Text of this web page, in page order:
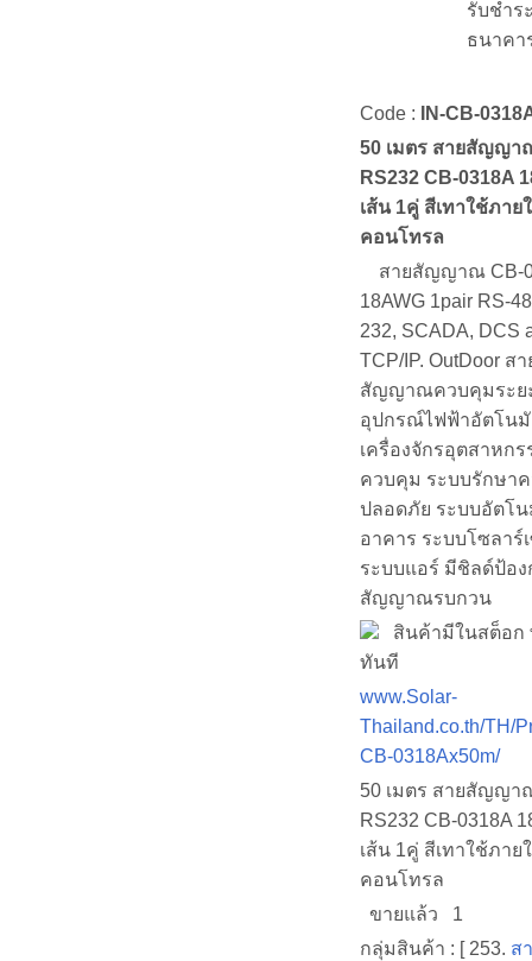
รับชำร
ธนาคา
Code :
IN-CB-
50 เมตร สายสัญญา
RS232 CB-0318A
เส้น 1คู่ สีเทาใช้ภาย
คอนโทรล
สายสัญญาณ CB-
18AWG 1pair RS-
232, SCADA, DCS
TCP/IP. OutDoor สา
สัญญาณควบคุมระย
อุปกรณ์ไฟฟ้าอัตโน
เครื่องจักรอุตสาหกร
ควบคุม ระบบรักษา
ปลอดภัย ระบบอัตโ
อาคาร ระบบโซลาร์
ระบบแอร์ มีชิลด์ป้อ
สัญญาณรบกวน
สินค้ามีในสต็อก
ทันที
www.Solar-
Thailand.co.th/TH/
CB-0318Ax50m/
50 เมตร สายสัญญา
RS232 CB-0318A
เส้น 1คู่ สีเทาใช้ภาย
คอนโทรล
ขายแล้ว 1
กลุ่มสินค้า : [ 253. ส